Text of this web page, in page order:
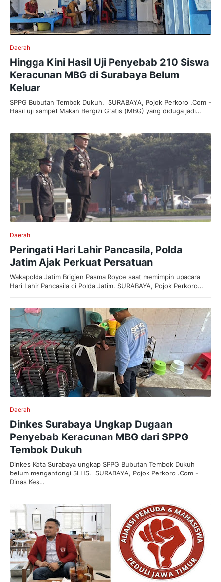
Daerah
Hingga Kini Hasil Uji Penyebab 210 Siswa
Keracunan MBG di Surabaya Belum
Keluar
SPPG Bubutan Tembok Dukuh. SURABAYA, Pojok Perkoro .Com -
Hasil uji sampel Makan Bergizi Gratis (MBG) yang diduga jadi…
Daerah
Peringati Hari Lahir Pancasila, Polda
Jatim Ajak Perkuat Persatuan
Wakapolda Jatim Brigjen Pasma Royce saat memimpin upacara
Hari Lahir Pancasila di Polda Jatim. SURABAYA, Pojok Perkoro…
Daerah
Dinkes Surabaya Ungkap Dugaan
Penyebab Keracunan MBG dari SPPG
Tembok Dukuh
Dinkes Kota Surabaya ungkap SPPG Bubutan Tembok Dukuh
belum mengantongi SLHS. SURABAYA, Pojok Perkoro .Com -
Dinas Kes…